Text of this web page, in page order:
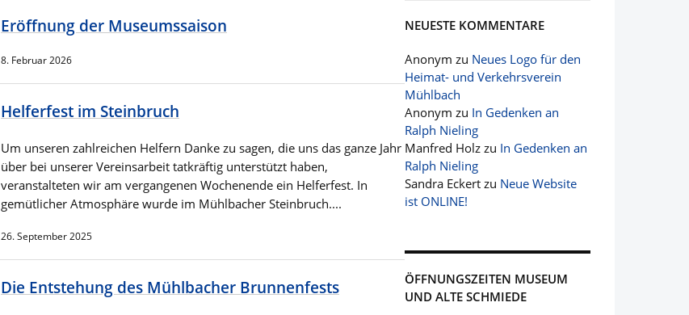
Eröffnung der Museumssaison
8. Februar 2026
Helferfest im Steinbruch
Um unseren zahlreichen Helfern Danke zu sagen, die uns das ganze Jahr
über bei unserer Vereinsarbeit tatkräftig unterstützt haben,
veranstalteten wir am vergangenen Wochenende ein Helferfest. In
gemütlicher Atmosphäre wurde im Mühlbacher Steinbruch....
26. September 2025
Die Entstehung des Mühlbacher Brunnenfests
NEUESTE KOMMENTARE
Anonym zu Neues Logo für den
Heimat- und Verkehrsverein
Mühlbach
Anonym zu In Gedenken an
Ralph Nieling
Manfred Holz zu In Gedenken an
Ralph Nieling
Sandra Eckert zu Neue Website
ist ONLINE!
ÖFFNUNGSZEITEN MUSEUM
UND ALTE SCHMIEDE